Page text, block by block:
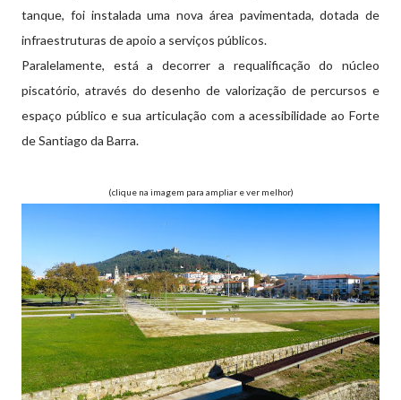
tanque, foi instalada uma nova área pavimentada, dotada de
infraestruturas de apoio a serviços públicos.
Paralelamente, está a decorrer a requalificação do núcleo
piscatório, através do desenho de valorização de percursos e
espaço público e sua articulação com a acessibilidade ao Forte
de Santiago da Barra.
(clique na imagem para ampliar e ver melhor)